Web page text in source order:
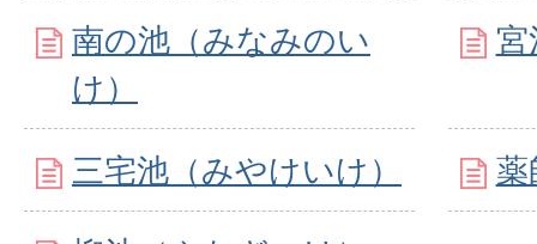
南の池（みなみのい
け）
三宅池（みやけいけ） 薬